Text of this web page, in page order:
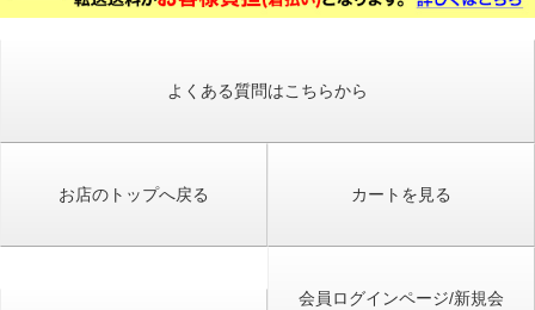
よくある質問はこちらから
お店のトップへ戻る カートを見る
会員ログインページ/新規会